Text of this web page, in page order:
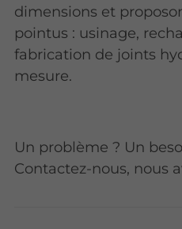
dimensions et
pointus : usinage,
fabrication de joints
mesure.
Un problème ? Un
Contactez-nous, nous